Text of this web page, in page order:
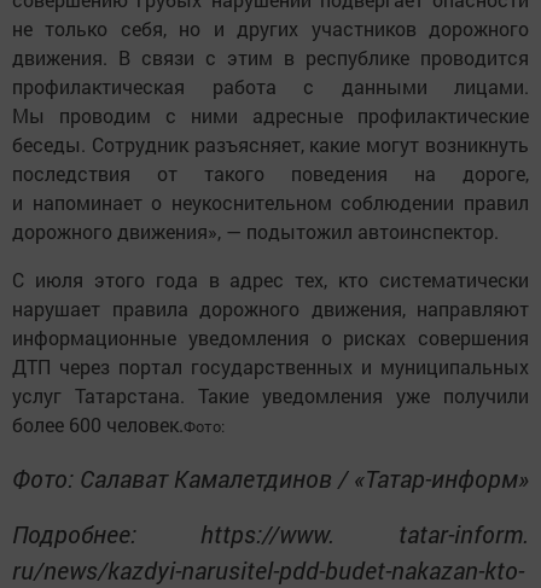
не только себя, но и других участников дорожного
движения. В связи с этим в республике проводится
профилактическая работа с данными лицами.
Мы проводим с ними адресные профилактические
беседы. Сотрудник разъясняет, какие могут возникнуть
последствия от такого поведения на дороге,
и напоминает о неукоснительном соблюдении правил
дорожного движения», — подытожил автоинспектор.
С июля этого года в адрес тех, кто систематически
нарушает правила дорожного движения, направляют
информационные уведомления о рисках совершения
ДТП через портал государственных и муниципальных
услуг Татарстана. Такие уведомления уже получили
более 600 человек.Фото:
Фото: Салават Камалетдинов / «Татар-информ»
Подробнее: https://www. tatar-inform.
ru/news/kazdyi-narusitel-pdd-budet-nakazan-kto-